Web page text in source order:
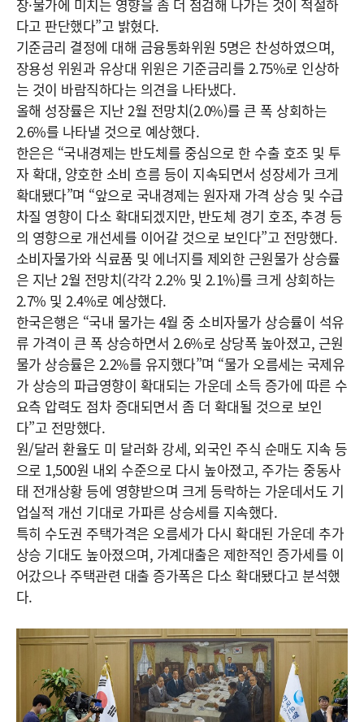
장·물가에 미치는 영향을 좀 더 점검해 나가는 것이 적절하
다고 판단했다”고 밝혔다.
기준금리 결정에 대해 금융통화위원 5명은 찬성하였으며,
장용성 위원과 유상대 위원은 기준금리를 2.75%로 인상하
는 것이 바람직하다는 의견을 나타냈다.
올해 성장률은 지난 2월 전망치(2.0%)를 큰 폭 상회하는
2.6%를 나타낼 것으로 예상했다.
한은은 “국내경제는 반도체를 중심으로 한 수출 호조 및 투
자 확대, 양호한 소비 흐름 등이 지속되면서 성장세가 크게
확대됐다”며 “앞으로 국내경제는 원자재 가격 상승 및 수급
차질 영향이 다소 확대되겠지만, 반도체 경기 호조, 추경 등
의 영향으로 개선세를 이어갈 것으로 보인다”고 전망했다.
소비자물가와 식료품 및 에너지를 제외한 근원물가 상승률
은 지난 2월 전망치(각각 2.2% 및 2.1%)를 크게 상회하는
2.7% 및 2.4%로 예상했다.
한국은행은 “국내 물가는 4월 중 소비자물가 상승률이 석유
류 가격이 큰 폭 상승하면서 2.6%로 상당폭 높아졌고, 근원
물가 상승률은 2.2%를 유지했다”며 “물가 오름세는 국제유
가 상승의 파급영향이 확대되는 가운데 소득 증가에 따른 수
요측 압력도 점차 증대되면서 좀 더 확대될 것으로 보인
다”고 전망했다.
원/달러 환율도 미 달러화 강세, 외국인 주식 순매도 지속 등
으로 1,500원 내외 수준으로 다시 높아졌고, 주가는 중동사
태 전개상황 등에 영향받으며 크게 등락하는 가운데서도 기
업실적 개선 기대로 가파른 상승세를 지속했다.
특히 수도권 주택가격은 오름세가 다시 확대된 가운데 추가
상승 기대도 높아졌으며, 가계대출은 제한적인 증가세를 이
어갔으나 주택관련 대출 증가폭은 다소 확대됐다고 분석했
다.